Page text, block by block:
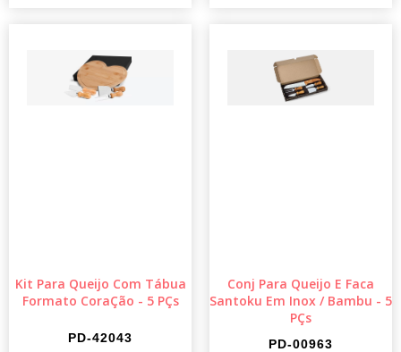
Kit Para Queijo Com Tábua
Formato CoraÇão - 5 PÇs
PD-42043
Conj Para Queijo E Faca
Santoku Em Inox / Bambu - 5
PÇs
PD-00963